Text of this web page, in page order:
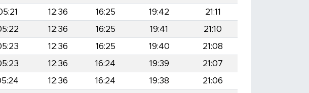
12:36 16:25 19:42
21:11
12:36 16:25 19:41
21:10
12:36 16:25 19:40
21:08
12:36 16:24 19:39
21:07
12:36 16:24 19:38
21:06